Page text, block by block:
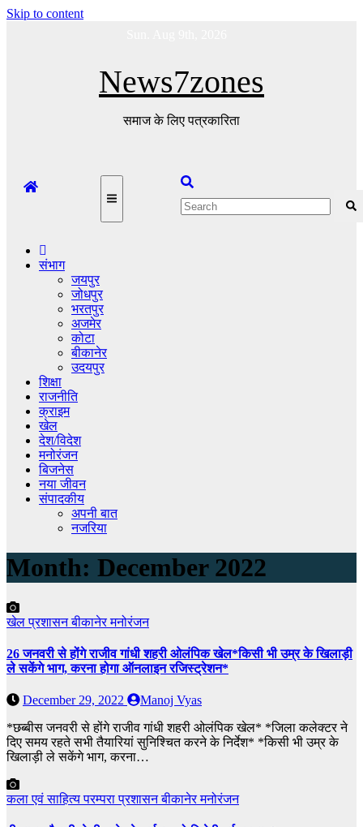
Skip to content
News7zones
समाज के लिए पत्रकारिता
संभाग
जयपुर
जोधपुर
भरतपुर
अजमेर
कोटा
बीकानेर
उदयपुर
शिक्षा
राजनीति
क्राइम
खेल
देश/विदेश
मनोरंजन
बिजनेस
नया जीवन
संपादकीय
अपनी बात
नजरिया
Month: December 2022
खेलप्रशासनबीकानेरमनोरंजन
26 जनवरी से होंगे राजीव गांधी शहरी ओलंपिक खेल*किसी भी उम्र के खिलाड़ी
ले सकेंगे भाग, करना होगा ऑनलाइन रजिस्ट्रेशन*
December 29, 2022
Manoj Vyas
*छब्बीस जनवरी से होंगे राजीव गांधी शहरी ओलंपिक खेल* *जिला कलेक्टर ने
दिए समय रहते सभी तैयारियां सुनिश्चित करने के निर्देश* *किसी भी उम्र के
खिलाड़ी ले सकेंगे भाग, करना…
कला एवं साहित्यपरम्पराप्रशासनबीकानेरमनोरंजन